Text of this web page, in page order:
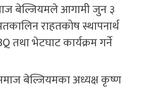
बेल्जियमले आगामी जुन ३
राहतकोष स्थापनार्थ
तथा भेटघाट कार्यक्रम गर्ने
समाज बेल्जियमका अध्यक्ष कृष्ण